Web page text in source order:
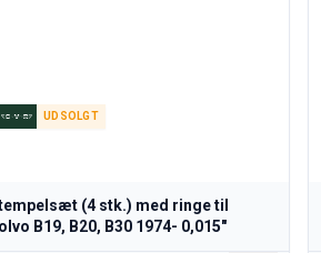
UDSOLGT
(4 stk.) med ringe til
B19, B20, B30 1974- 0,015"